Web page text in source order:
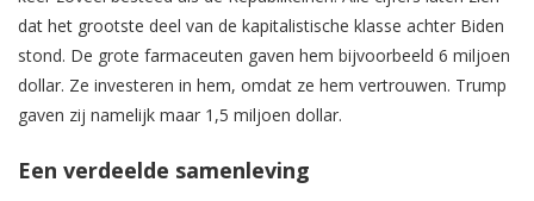
dat het grootste deel van de kapitalistische klasse achter Biden
stond. De grote farmaceuten gaven hem bijvoorbeeld 6 miljoen
dollar. Ze investeren in hem, omdat ze hem vertrouwen. Trump
gaven zij namelijk maar 1,5 miljoen dollar.
Een verdeelde samenleving